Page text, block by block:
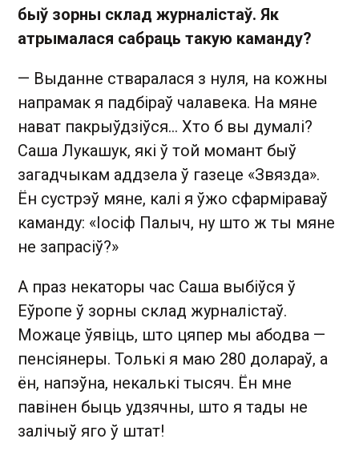
быў зорны склад журналістаў. Як
атрымалася сабраць такую каманду?
— Выданне стваралася з нуля, на кожны
напрамак я падбіраў чалавека. На мяне
нават пакрыўдзіўся… Хто б вы думалі?
Саша Лукашук, які ў той момант быў
загадчыкам аддзела ў газеце «Звязда».
Ён сустрэў мяне, калі я ўжо сфарміраваў
каманду: «Іосіф Палыч, ну што ж ты мяне
не запрасіў?»
А праз некаторы час Саша выбіўся ў
Еўропе ў зорны склад журналістаў.
Можаце ўявіць, што цяпер мы абодва —
пенсіянеры. Толькі я маю 280 долараў, а
ён, напэўна, некалькі тысяч. Ён мне
павінен быць удзячны, што я тады не
залічыў яго ў штат!